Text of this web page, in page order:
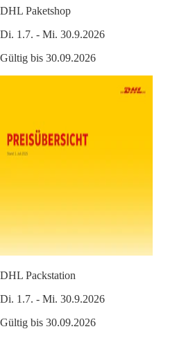
DHL Paketshop
Di. 1.7. - Mi. 30.9.2026
Gültig bis 30.09.2026
DHL Packstation
Di. 1.7. - Mi. 30.9.2026
Gültig bis 30.09.2026